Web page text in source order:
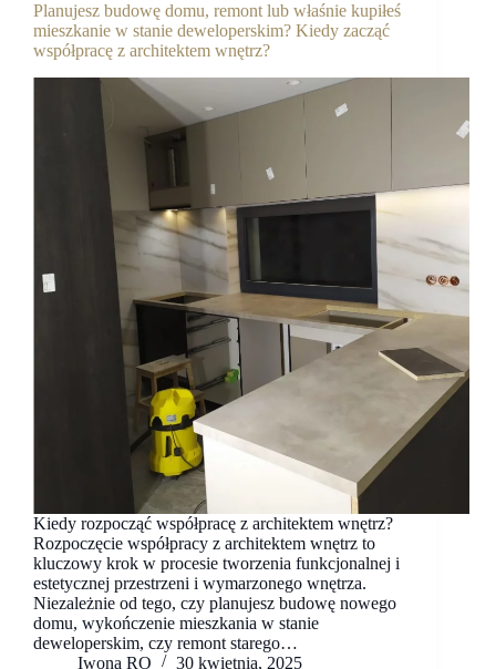
Planujesz budowę domu, remont lub właśnie kupiłeś
mieszkanie w stanie deweloperskim? Kiedy zacząć
współpracę z architektem wnętrz?
Kiedy rozpocząć współpracę z architektem wnętrz?
Rozpoczęcie współpracy z architektem wnętrz to
kluczowy krok w procesie tworzenia funkcjonalnej i
estetycznej przestrzeni i wymarzonego wnętrza.
Niezależnie od tego, czy planujesz budowę nowego
domu, wykończenie mieszkania w stanie
deweloperskim, czy remont starego…
Iwona RO
30 kwietnia, 2025